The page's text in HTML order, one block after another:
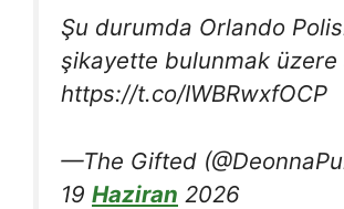
Şu durumda Orlando
şikayette bulunmak üzere
https://t.co/IWBRwxfOCP
—The Gifted
19 Haziran 2026